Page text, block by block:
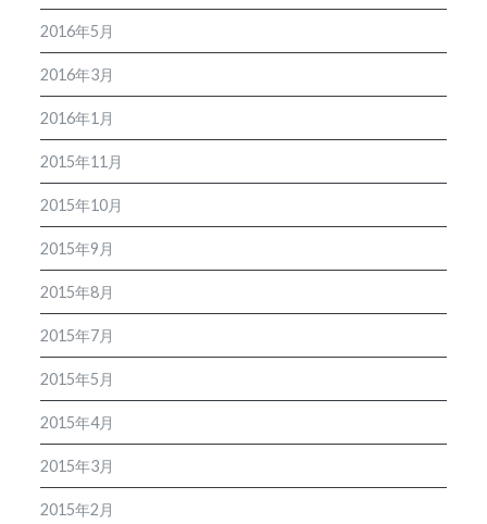
2016年5月
2016年3月
2016年1月
2015年11月
2015年10月
2015年9月
2015年8月
2015年7月
2015年5月
2015年4月
2015年3月
2015年2月